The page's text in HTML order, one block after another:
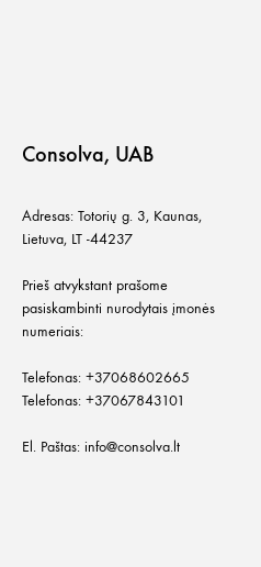
Consolva, UAB
Adresas: Totorių g. 3, Kaunas,
Lietuva, LT -44237
Prieš atvykstant prašome
pasiskambinti nurodytais įmonės
numeriais:
Telefonas: +37068602665
Telefonas: +37067843101
El. Paštas: info@consolva.lt